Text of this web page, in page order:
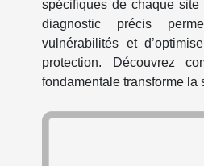
spécifiques de chaque
diagnostic précis
vulnérabilités et
protection. Découvrez
fondamentale transforme la